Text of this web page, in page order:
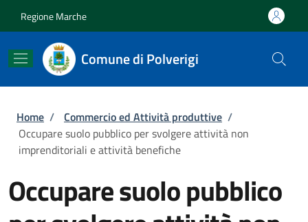
Regione Marche
Comune di Polverigi
Briciole di pane
Home / Commercio ed Attività produttive /
Occupare suolo pubblico per svolgere attività non
imprenditoriali e attività benefiche
Occupare suolo pubblico